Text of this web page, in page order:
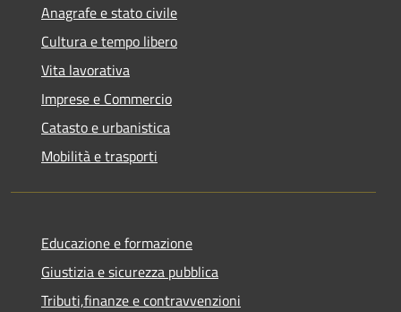
Anagrafe e stato civile
Cultura e tempo libero
Vita lavorativa
Imprese e Commercio
Catasto e urbanistica
Mobilità e trasporti
Educazione e formazione
Giustizia e sicurezza pubblica
Tributi,finanze e contravvenzioni